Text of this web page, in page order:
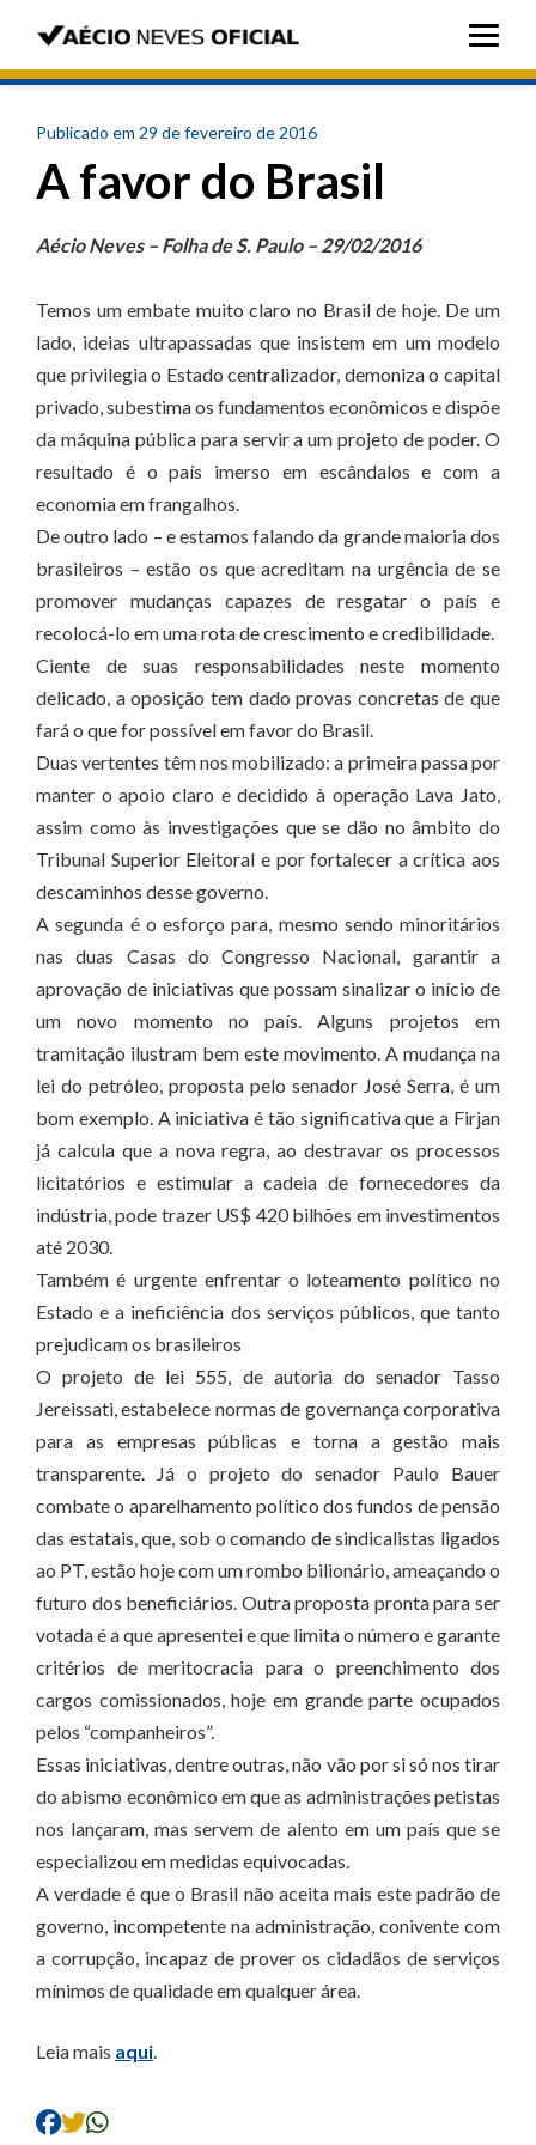
Publicado em 29 de fevereiro de 2016
A favor do Brasil
Aécio Neves – Folha de S. Paulo – 29/02/2016
Temos um embate muito claro no Brasil de hoje. De um
lado, ideias ultrapassadas que insistem em um modelo
que privilegia o Estado centralizador, demoniza o capital
privado, subestima os fundamentos econômicos e dispõe
da máquina pública para servir a um projeto de poder. O
resultado é o país imerso em escândalos e com a
economia em frangalhos.
De outro lado – e estamos falando da grande maioria dos
brasileiros – estão os que acreditam na urgência de se
promover mudanças capazes de resgatar o país e
recolocá-lo em uma rota de crescimento e credibilidade.
Ciente de suas responsabilidades neste momento
delicado, a oposição tem dado provas concretas de que
fará o que for possível em favor do Brasil.
Duas vertentes têm nos mobilizado: a primeira passa por
manter o apoio claro e decidido à operação Lava Jato,
assim como às investigações que se dão no âmbito do
Tribunal Superior Eleitoral e por fortalecer a crítica aos
descaminhos desse governo.
A segunda é o esforço para, mesmo sendo minoritários
nas duas Casas do Congresso Nacional, garantir a
aprovação de iniciativas que possam sinalizar o início de
um novo momento no país. Alguns projetos em
tramitação ilustram bem este movimento. A mudança na
lei do petróleo, proposta pelo senador José Serra, é um
bom exemplo. A iniciativa é tão significativa que a Firjan
já calcula que a nova regra, ao destravar os processos
licitatórios e estimular a cadeia de fornecedores da
indústria, pode trazer US$ 420 bilhões em investimentos
até 2030.
Também é urgente enfrentar o loteamento político no
Estado e a ineficiência dos serviços públicos, que tanto
prejudicam os brasileiros
O projeto de lei 555, de autoria do senador Tasso
Jereissati, estabelece normas de governança corporativa
para as empresas públicas e torna a gestão mais
transparente. Já o projeto do senador Paulo Bauer
combate o aparelhamento político dos fundos de pensão
das estatais, que, sob o comando de sindicalistas ligados
ao PT, estão hoje com um rombo bilionário, ameaçando o
futuro dos beneficiários. Outra proposta pronta para ser
votada é a que apresentei e que limita o número e garante
critérios de meritocracia para o preenchimento dos
cargos comissionados, hoje em grande parte ocupados
pelos “companheiros”.
Essas iniciativas, dentre outras, não vão por si só nos tirar
do abismo econômico em que as administrações petistas
nos lançaram, mas servem de alento em um país que se
especializou em medidas equivocadas.
A verdade é que o Brasil não aceita mais este padrão de
governo, incompetente na administração, conivente com
a corrupção, incapaz de prover os cidadãos de serviços
mínimos de qualidade em qualquer área.
Leia mais aqui.